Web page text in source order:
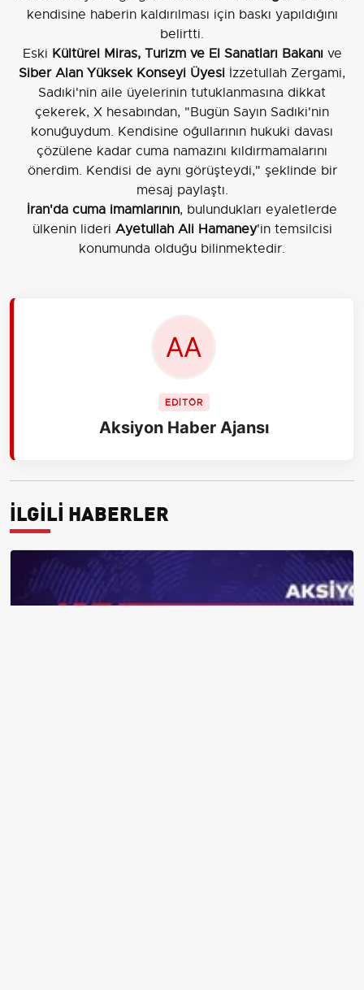
kendisine haberin kaldırılması için baskı yapıldığını
belirtti.
Eski Kültürel Miras, Turizm ve El Sanatları Bakanı ve
Siber Alan Yüksek Konseyi Üyesi İzzetullah Zergami,
Sadıki'nin aile üyelerinin tutuklanmasına dikkat
çekerek, X hesabından, "Bugün Sayın Sadıki'nin
konuğuydum. Kendisine oğullarının hukuki davası
çözülene kadar cuma namazını kıldırmamalarını
önerdim. Kendisi de aynı görüşteydi," şeklinde bir
mesaj paylaştı.
İran'da cuma imamlarının, bulundukları eyaletlerde
ülkenin lideri Ayetullah Ali Hamaney'in temsilcisi
konumunda olduğu bilinmektedir.
EDİTÖR
Aksiyon Haber Ajansı
İLGİLİ HABERLER